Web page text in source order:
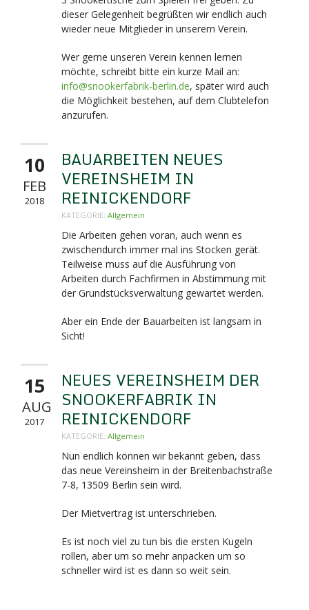
dieser Gelegenheit begrüßten wir endlich auch
wieder neue Mitglieder in unserem Verein.
Wer gerne unseren Verein kennen lernen
möchte, schreibt bitte ein kurze Mail an:
info@snookerfabrik-berlin.de, später wird auch
die Möglichkeit bestehen, auf dem Clubtelefon
anzurufen.
10
FEB
2018
BAUARBEITEN NEUES
VEREINSHEIM IN
REINICKENDORF
KATEGORIE: Allgemein
Die Arbeiten gehen voran, auch wenn es
zwischendurch immer mal ins Stocken gerät.
Teilweise muss auf die Ausführung von
Arbeiten durch Fachfirmen in Abstimmung mit
der Grundstücksverwaltung gewartet werden.
Aber ein Ende der Bauarbeiten ist langsam in
Sicht!
15
AUG
2017
NEUES VEREINSHEIM DER
SNOOKERFABRIK IN
REINICKENDORF
KATEGORIE: Allgemein
Nun endlich können wir bekannt geben, dass
das neue Vereinsheim in der Breitenbachstraße
7-8, 13509 Berlin sein wird.
Der Mietvertrag ist unterschrieben.
Es ist noch viel zu tun bis die ersten Kugeln
rollen, aber um so mehr anpacken um so
schneller wird ist es dann so weit sein.